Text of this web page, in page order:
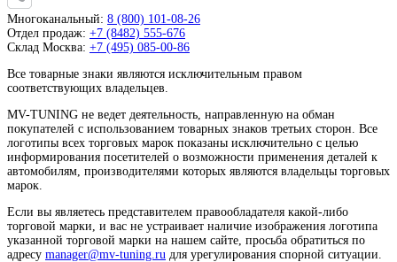
Многоканальный: 8 (800) 101-08-26
Отдел продаж: +7 (8482) 555-676
Склад Москва: +7 (495) 085-00-86
Все товарные знаки являются исключительным правом
соответствующих владельцев.
MV-TUNING не ведет деятельность, направленную на обман
покупателей с использованием товарных знаков третьих сторон. Все
логотипы всех торговых марок показаны исключительно с целью
информирования посетителей о возможности применения деталей к
автомобилям, производителями которых являются владельцы торговых
марок.
Если вы являетесь представителем правообладателя какой-либо
торговой марки, и вас не устраивает наличие изображения логотипа
указанной торговой марки на нашем сайте, просьба обратиться по
адресу manager@mv-tuning.ru для урегулирования спорной ситуации.